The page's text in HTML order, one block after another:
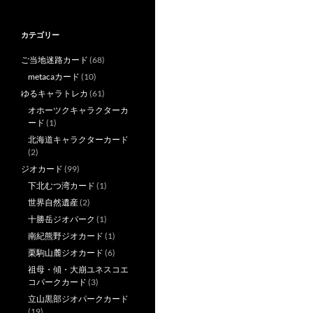
カテゴリー
ご当地迷路カード (68)
metacaカード (10)
ゆるキャラトレカ (61)
オホーツクキャラクターカ
ード (1)
北海道キャラクターカード
(2)
ジオカード (99)
下北むつ湾カード (1)
世界自然遺産(2)
十勝岳ジオパーク (1)
南紀熊野ジオカード (1)
栗駒山麓ジオカード (6)
祖母・傾・大崩ユネスコエ
コパークカード (3)
立山黒部ジオパークカード